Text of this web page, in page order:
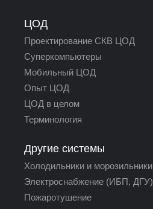
ЦОД
Проектирование СКВ ЦОД
Суперкомпьютеры
Мобильный ЦОД
Опыт ЦОД
ЦОД в целом
Терминология
Другие системы
Холодильники и морозильники
Электроснабжение (ИБП, ДГУ)
Пожаротушение